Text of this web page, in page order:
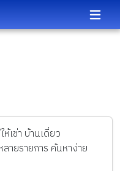
เช่า บ้านเดี่ยว
ายรายการ ค้นหาง่าย